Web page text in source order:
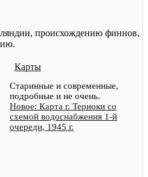
происхождению финнов,
Карты
Старинные и современные,
подробные и не очень.
Новое: Карта г. Териоки со
схемой водоснабжения 1-й
очереди, 1945 г.